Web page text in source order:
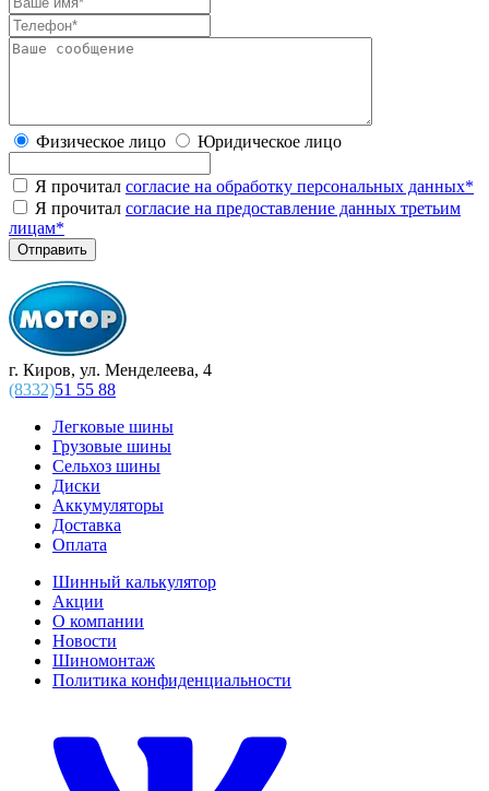
Физическое лицо Юридическое лицо
Я прочитал согласие на обработку персональных данных*
Я прочитал согласие на предоставление данных третьим
лицам*
г. Киров, ул. Менделеева, 4
(8332)51 55 88
Легковые шины
Грузовые шины
Сельхоз шины
Диски
Аккумуляторы
Доставка
Оплата
Шинный калькулятор
Акции
О компании
Новости
Шиномонтаж
Политика конфиденциальности